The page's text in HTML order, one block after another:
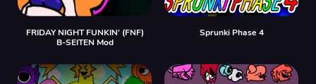
FRIDAY NIGHT FUNKIN' (FNF)
B-SEITEN Mod
Sprunki Phase 4